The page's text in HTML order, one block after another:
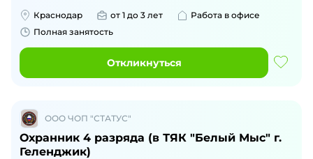
Краснодар от 1 до 3 лет
Работа в офисе
Полная занятость
Откликнуться
ООО ЧОП "СТАТУС"
Охранник 4 разряда (в ТЯК "Белый Мыс" г.
Геленджик)